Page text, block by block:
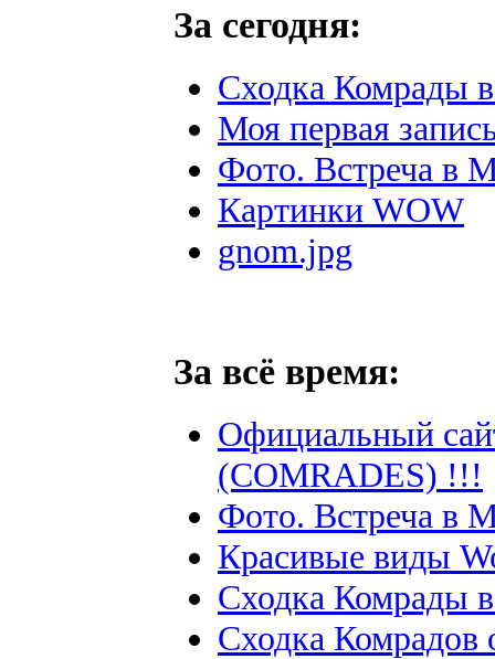
За сегодня:
Сходка Комрады
Моя первая
Фото. Встреча в
Картинки WOW
gnom.jpg
За всё время:
Официальный
(COMRADES) !!!
Фото. Встреча в
Красивые виды
Сходка Комрады
Сходка Комрадов